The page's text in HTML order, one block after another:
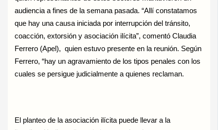
audiencia a fines de la semana pasada. “Allí constatamos
que hay una causa iniciada por interrupción del tránsito,
coacción, extorsión y asociación ilícita”, comentó Claudia
Ferrero (Apel), quien estuvo presente en la reunión. Según
Ferrero, “hay un agravamiento de los tipos penales con los
cuales se persigue judicialmente a quienes reclaman.
El planteo de la asociación ilícita puede llevar a la